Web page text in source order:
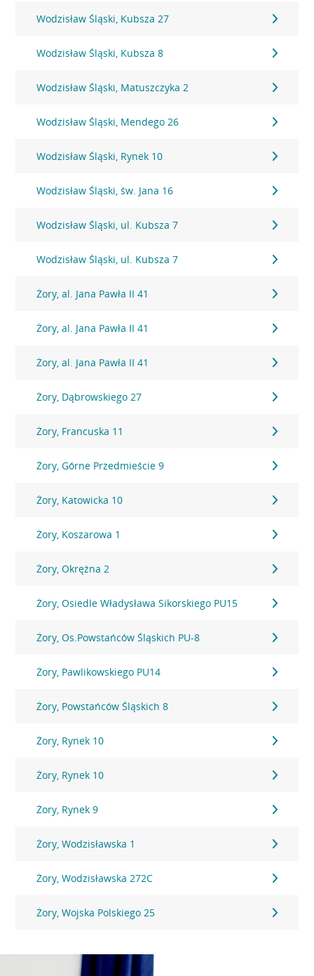
Wodzisław Śląski, Kubsza 27
Wodzisław Śląski, Kubsza 8
Wodzisław Śląski, Matuszczyka 2
Wodzisław Śląski, Mendego 26
Wodzisław Śląski, Rynek 10
Wodzisław Śląski, św. Jana 16
Wodzisław Śląski, ul. Kubsza 7
Wodzisław Śląski, ul. Kubsza 7
Żory, al. Jana Pawła II 41
Żory, al. Jana Pawła II 41
Żory, al. Jana Pawła II 41
Żory, Dąbrowskiego 27
Żory, Francuska 11
Żory, Górne Przedmieście 9
Żory, Katowicka 10
Żory, Koszarowa 1
Żory, Okrężna 2
Żory, Osiedle Władysława Sikorskiego PU15
Żory, Os.Powstańców Śląskich PU-8
Żory, Pawlikowskiego PU14
Żory, Powstańców Śląskich 8
Żory, Rynek 10
Żory, Rynek 10
Żory, Rynek 9
Żory, Wodzisławska 1
Żory, Wodzisławska 272C
Żory, Wojska Polskiego 25